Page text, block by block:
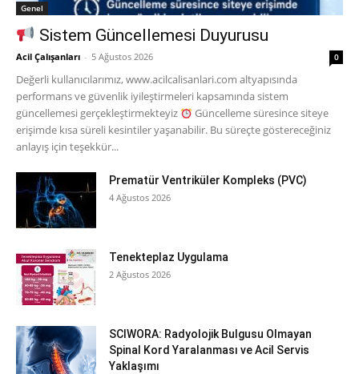
Genel
Sistem Güncellemesi Duyurusu
Acil Çalışanları - 5 Ağustos 2026 0
Değerli kullanıcılarımız, www.acilcalisanlari.com altyapısında
performans ve güvenlik iyileştirmeleri kapsamında sistem
güncellemesi gerçekleştirmekteyiz
Güncelleme süresince siteye
erişimde kısa süreli kesintiler yaşanabilir. Bu süreçte göstereceğiniz
anlayış için teşekkür...
Prematür Ventriküler Kompleks (PVC)
4 Ağustos 2026
Tenekteplaz Uygulama
2 Ağustos 2026
SCIWORA: Radyolojik Bulgusu Olmayan
Spinal Kord Yaralanması ve Acil Servis
Yaklaşımı